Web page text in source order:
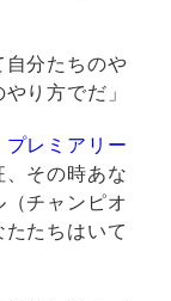
自分たちのや
り方でだ」
プレミアリー
その時あな
チャンピオ
たちはいて